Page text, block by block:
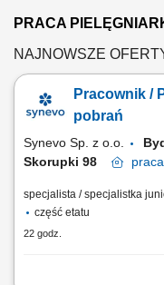
PRACA
NAJNOWSZE
Pracownik /
pobrań
Synevo Sp. z o.o.
Skorupki 98
praca
specjalista / specjalistka
część etatu
22 godz.